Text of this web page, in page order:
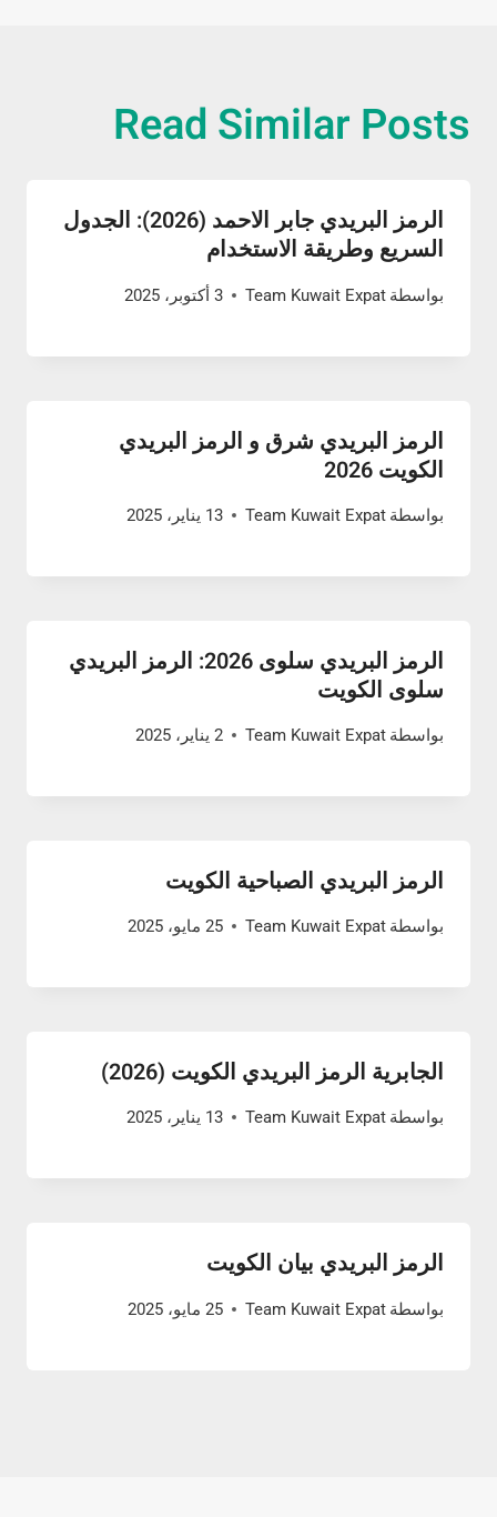
Read Similar Posts
الرمز البريدي جابر الاحمد (2026): الجدول
السريع وطريقة الاستخدام
بواسطة Team Kuwait Expat 3 أكتوبر، 2025
الرمز البريدي شرق و الرمز البريدي
الكويت 2026
بواسطة Team Kuwait Expat 13 يناير، 2025
الرمز البريدي سلوى 2026: الرمز البريدي
سلوى الكويت
بواسطة Team Kuwait Expat 2 يناير، 2025
الرمز البريدي الصباحية الكويت
بواسطة Team Kuwait Expat 25 مايو، 2025
الجابرية الرمز البريدي الكويت (2026)
بواسطة Team Kuwait Expat 13 يناير، 2025
الرمز البريدي بيان الكويت
بواسطة Team Kuwait Expat 25 مايو، 2025